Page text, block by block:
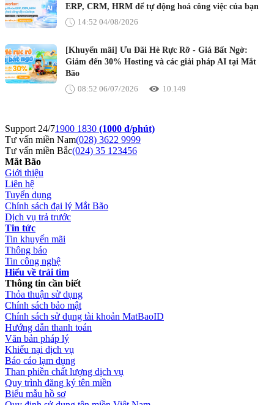
ERP, CRM, HRM để tự động hoá công việc của bạn
14:52 04/08/2026
[Khuyến mãi] Ưu Đãi Hè Rực Rỡ - Giá Bất Ngờ:
Giảm đến 30% Hosting và các giải pháp AI tại Mắt
Bão
08:52 06/07/2026
10.149
Support 24/71900 1830 (1000 đ/phút)
Tư vấn miền Nam(028) 3622 9999
Tư vấn miền Bắc(024) 35 123456
Mắt Bão
Giới thiệu
Liên hệ
Tuyển dụng
Chính sách đại lý Mắt Bão
Dịch vụ trả trước
Tin tức
Tin khuyến mãi
Thông báo
Tin công nghệ
Hiểu về trái tim
Thông tin cần biết
Thỏa thuận sử dụng
Chính sách bảo mật
Chính sách sử dụng tài khoản MatBaoID
Hướng dẫn thanh toán
Văn bản pháp lý
Khiếu nại dịch vụ
Báo cáo lạm dụng
Than phiền chất lượng dịch vụ
Quy trình đăng ký tên miền
Biểu mẫu hồ sơ